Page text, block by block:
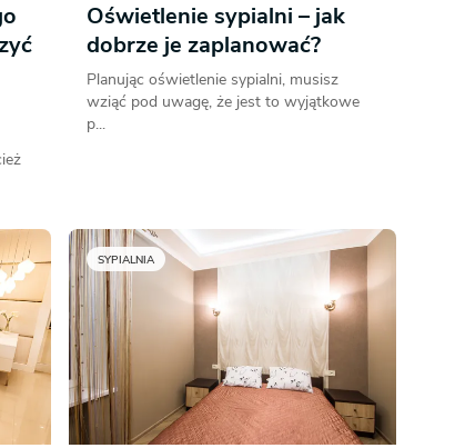
Oświetlenie sypialni – jak
dobrze je zaplanować?
Planując oświetlenie sypialni, musisz
wziąć pod uwagę, że jest to wyjątkowe
p...
SYPIALNIA